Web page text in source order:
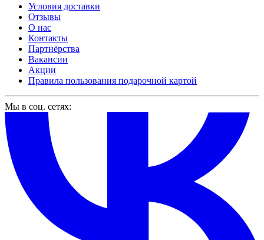
Условия доставки
Отзывы
О нас
Контакты
Партнёрства
Вакансии
Акции
Правила пользования подарочной картой
Мы в соц. сетях: